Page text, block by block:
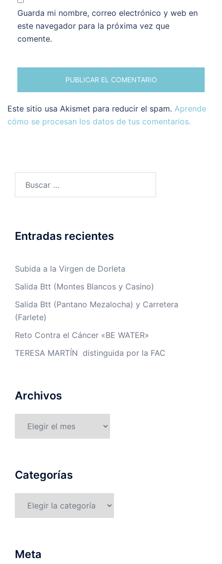
Guarda mi nombre, correo electrónico y web en
este navegador para la próxima vez que
comente.
Este sitio usa Akismet para reducir el spam. Aprende
cómo se procesan los datos de tus comentarios.
Entradas recientes
Subida a la Virgen de Dorleta
Salida Btt (Montes Blancos y Casino)
Salida Btt (Pantano Mezalocha) y Carretera
(Farlete)
Reto Contra el Cáncer «BE WATER»
TERESA MARTÍN distinguida por la FAC
Archivos
Categorías
Meta